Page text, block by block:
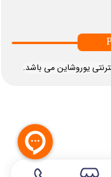
یوروشاین می باشد.